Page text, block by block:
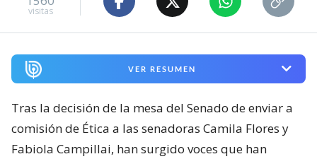
visitas
VER RESUMEN
Tras la decisión de la mesa del Senado de enviar a
comisión de Ética a las senadoras Camila Flores y
Fabiola Campillai, han surgido voces que han